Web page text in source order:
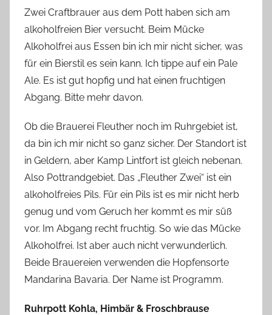
Zwei Craftbrauer aus dem Pott haben sich am
alkoholfreien Bier versucht. Beim Mücke
Alkoholfrei aus Essen bin ich mir nicht sicher, was
für ein Bierstil es sein kann. Ich tippe auf ein Pale
Ale. Es ist gut hopfig und hat einen fruchtigen
Abgang. Bitte mehr davon.
Ob die Brauerei Fleuther noch im Ruhrgebiet ist,
da bin ich mir nicht so ganz sicher. Der Standort ist
in Geldern, aber Kamp Lintfort ist gleich nebenan.
Also Pottrandgebiet. Das „Fleuther Zwei“ ist ein
alkoholfreies Pils. Für ein Pils ist es mir nicht herb
genug und vom Geruch her kommt es mir süß
vor. Im Abgang recht fruchtig. So wie das Mücke
Alkoholfrei. Ist aber auch nicht verwunderlich.
Beide Brauereien verwenden die Hopfensorte
Mandarina Bavaria. Der Name ist Programm.
Ruhrpott Kohla, Himbär & Froschbrause